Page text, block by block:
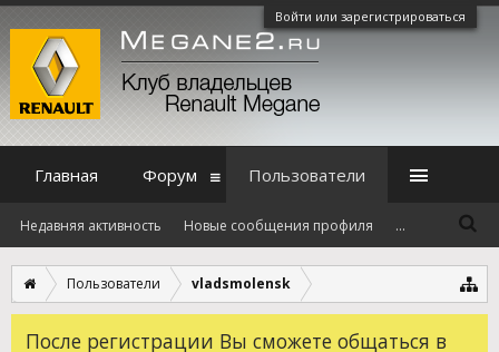
Войти или зарегистрироваться
Пользователи vladsmolensk
После регистрации Вы сможете общаться в
Главная Форум Пользователи
Недавняя активность Новые сообщения профиля ...